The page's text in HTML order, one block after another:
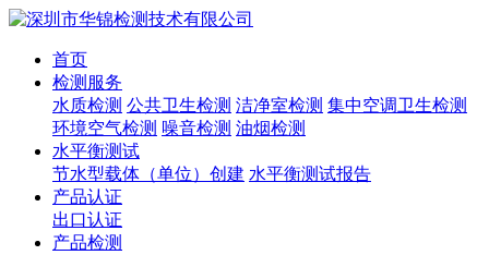
首页
检测服务
水质检测 公共卫生检测 洁净室检测 集中空调卫生检测
环境空气检测 噪音检测 油烟检测
水平衡测试
节水型载体（单位）创建 水平衡测试报告
产品认证
出口认证
产品检测